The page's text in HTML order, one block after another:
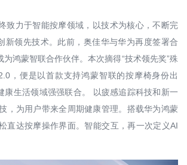
致力于智能按摩领域，以技术为核心，不断完
新领先技术。此前，奥佳华与华为再度签署合
鸿蒙智联合作伙伴。本次摘得“技术领先奖”殊
，便是以首款支持鸿蒙智联的按摩椅身份出
康生活领域强强联合。 以疲感追踪科技和新一
，为用户带来全周期健康管理。搭载华为鸿蒙
直达按摩操作界面。智能交互，再一次定义AI